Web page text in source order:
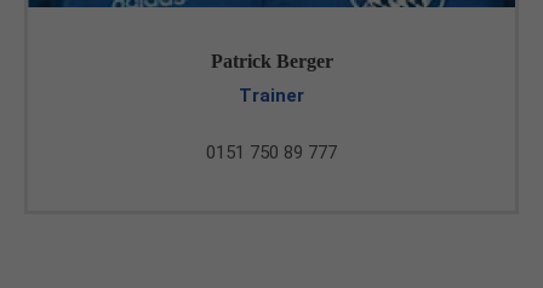
Patrick Berger
Trainer
0151 750 89 777